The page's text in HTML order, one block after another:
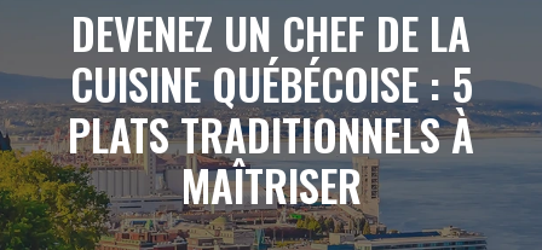
DEVENEZ UN CHEF DE LA
CUISINE QUÉBÉCOISE : 5
PLATS TRADITIONNELS À
MAÎTRISER